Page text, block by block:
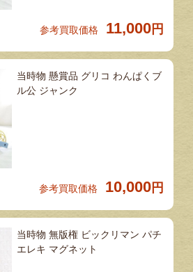
参考買取価格 11,000 円
当時物 懸賞品 グリコ わんぱくブ
ル公 ジャンク
参考買取価格 10,000 円
当時物 無版権 ビックリマン パチ
エレキ マグネット